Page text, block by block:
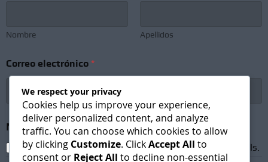
e
b
s
p
i
Nombre Apellidos
Correo electrónico *
Newsletter Subscription*
I agree to receive newsletters and promotional emails.
We respect your privacy
Cookies help us improve your experience,
deliver personalized content, and analyze
traffic. You can choose which cookies to allow
by clicking Customize. ClickAccept All to
consent or Reject All to decline non-essential